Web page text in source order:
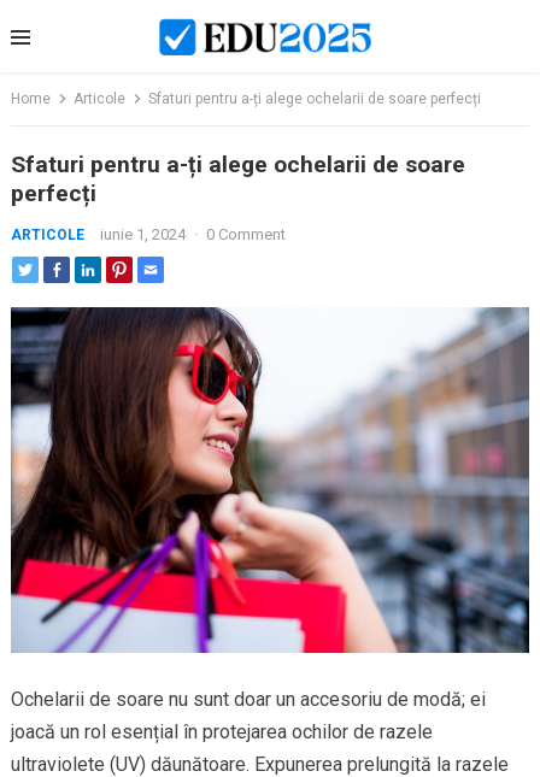
to
Home Articole Sfaturi pentru a-ți alege ochelarii de soare perfecți
Sfaturi pentru a-ți alege ochelarii de soare
perfecți
ARTICOLE iunie 1, 2024 · 0 Comment
Ochelarii de soare nu sunt doar un accesoriu de modă; ei
joacă un rol esențial în protejarea ochilor de razele
ultraviolete (UV) dăunătoare. Expunerea prelungită la razele